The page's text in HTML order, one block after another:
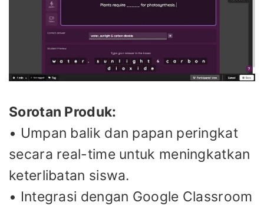
Sorotan Produk:
• Umpan balik dan papan peringkat
secara real-time untuk meningkatkan
keterlibatan siswa.
• Integrasi dengan Google Classroom